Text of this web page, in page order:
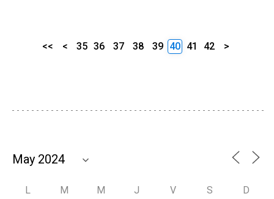
<< < 35 36 37 38 39 40 41 42 >
L M M J V S D